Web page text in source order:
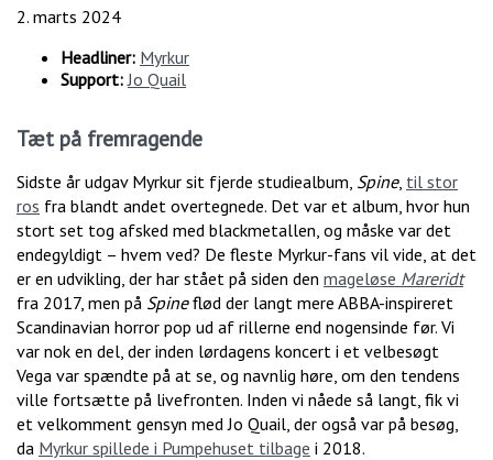
2. marts 2024
Headliner: Myrkur
Support: Jo Quail
Tæt på fremragende
Sidste år udgav Myrkur sit fjerde studiealbum, Spine, til stor
ros fra blandt andet overtegnede. Det var et album, hvor hun
stort set tog afsked med blackmetallen, og måske var det
endegyldigt – hvem ved? De fleste Myrkur-fans vil vide, at det
er en udvikling, der har stået på siden den mageløse Mareridt
fra 2017, men på Spineflød der langt mere ABBA-inspireret
Scandinavian horror pop ud af rillerne end nogensinde før. Vi
var nok en del, der inden lørdagens koncert i et velbesøgt
Vega var spændte på at se, og navnlig høre, om den tendens
ville fortsætte på livefronten. Inden vi nåede så langt, fik vi
et velkomment gensyn med Jo Quail, der også var på besøg,
da Myrkur spillede i Pumpehuset tilbage i 2018.